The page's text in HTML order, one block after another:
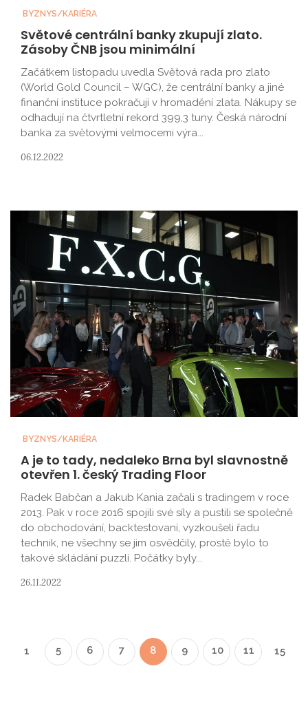
BYZNYS/KARIÉRA
Světové centrální banky zkupují zlato.
Zásoby ČNB jsou minimální
Začátkem listopadu uvedla Světová rada pro zlato
(World Gold Council – WGC), že centrální banky a jiné
finanční instituce pokračují v hromadění zlata. Nákupy se
odhadují na čtvrtletní rekord 399,3 tuny. Česká národní
banka za světovými velmocemi výra...
06.12.2022
BYZNYS/KARIÉRA
A je to tady, nedaleko Brna byl slavnostně
otevřen 1. český Trading Floor
Radek Babčan a Jakub Kania začali s tradingem v roce
2013. Pak v roce 2016 spojili své síly a pustili se společně
do obchodování, backtestovaní, vyzkoušeli řadu
technik, ne všechny se jim osvědčily, prostě bylo to
takové skládání puzzlí. Počátky byly...
26.11.2022
1 5 6 7 8 9 10 11 15